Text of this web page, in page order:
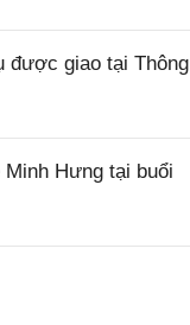
được giao tại Thông
Hưng tại buổi